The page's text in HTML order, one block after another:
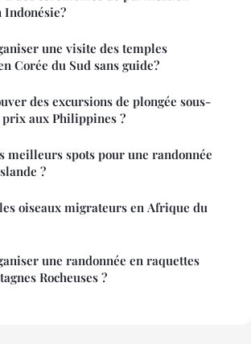
une visite des temples
Corée du Sud sans guide?
des excursions de plongée sous-
aux Philippines ?
meilleurs spots pour une randonnée
?
oiseaux migrateurs en Afrique du
une randonnée en raquettes
Rocheuses ?